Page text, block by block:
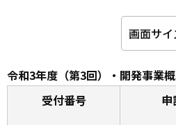
画面サ
令和3年度（第3回）・開発事業概
受付番号
申